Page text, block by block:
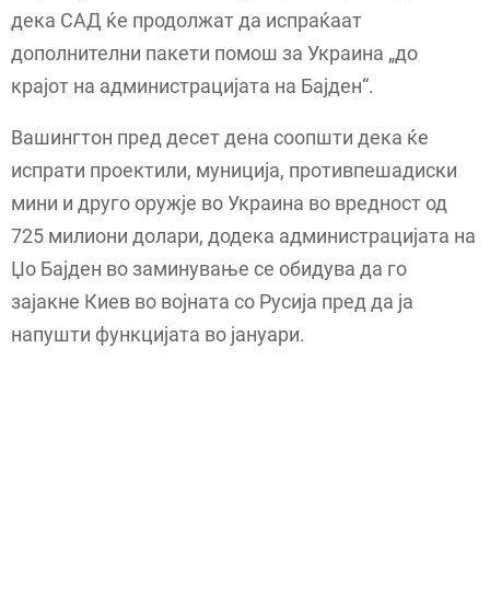
дека САД ќе продолжат да испраќаат
дополнителни пакети помош за Украина „до
крајот на администрацијата на Бајден“.
Вашингтон пред десет дена соопшти дека ќе
испрати проектили, муниција, противпешадиски
мини и друго оружје во Украина во вредност од
725 милиони долари, додека администрацијата на
Џо Бајден во заминување се обидува да го
зајакне Киев во војната со Русија пред да ја
напушти функцијата во јануари.